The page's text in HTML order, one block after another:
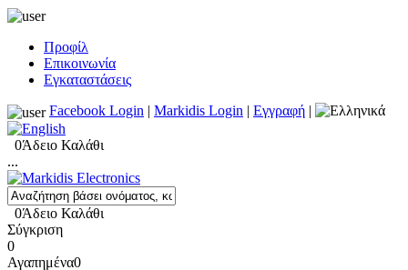
Προφίλ
Επικοινωνία
Εγκαταστάσεις
Facebook Login | Markidis Login | Εγγραφή |
0Άδειο Καλάθι
...
0Άδειο Καλάθι
Σύγκριση
0
Αγαπημένα0